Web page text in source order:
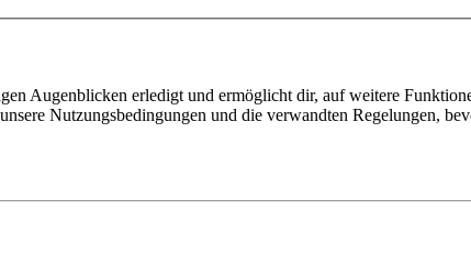
Augenblicken erledigt und ermöglicht dir, auf weitere
Nutzungsbedingungen und die verwandten Regelungen,